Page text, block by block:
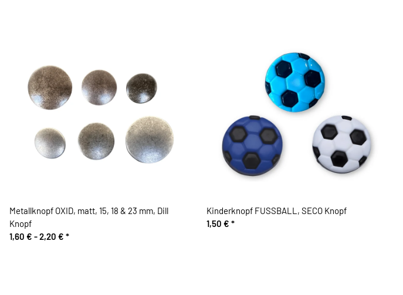
Metallknopf OXID, matt, 15, 18 & 23 mm, Dill
Knopf
1,60 € -2,20 € *
Kinderknopf FUSSBALL, SECO Knopf
1,50 € *